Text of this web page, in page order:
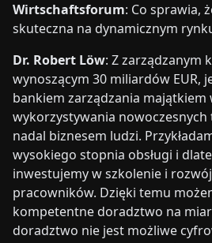
Wirtschaftsforum: Co sprawia,
skuteczna na dynamicznym
Dr. Robert Löw: Z zarządzanym
wynoszącym 30 miliardów EUR,
bankiem zarządzania majątkiem
wykorzystywania
nadal biznesem ludzi.
wysokiego stopnia obsługi i
inwestujemy w szkolenie i
pracowników. Dzięki temu
kompetentne doradztwo na
doradztwo nie jest możliwe